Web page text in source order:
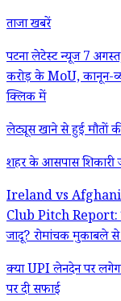
ताजा खबरें
पटना लेटेस्ट न्यूज 7
करोड़ के MoU, कानून-
क्लिक में
लेट्यूस खाने से हुई मौतों
शहर के आसपास शिकारी
Ireland vs
Club Pitch Report:
जादू? रोमांचक मुकाबले से
क्या UPI लेनदेन पर लगेगा
पर दी सफाई